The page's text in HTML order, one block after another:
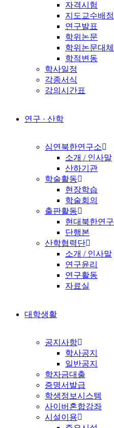
자격시험
지도교수배정
연구발표
학위논문
학위논문대체
학적변동
학사일정
각종서식
강의시간표
연구 · 산학
심연북한연구소
소개 / 인사말
산하기관
학술활동
현장학습
학술회의
출판활동
현대북한연구
단행본
산학협력단
소개 / 인사말
연구윤리
연구활동
자료실
대학생활
공지사항
학사공지
일반공지
학자금대출
증명서발급
학생정보시스템
사이버혼합강좌
시설이용